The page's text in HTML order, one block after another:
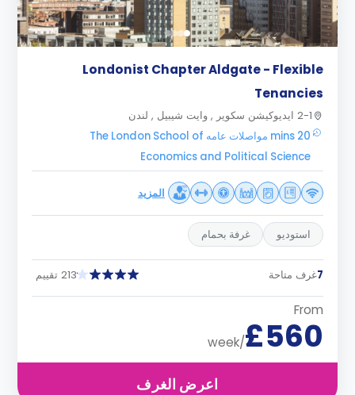
Londonist Chapter Aldgate - Flexible
Tenancies
2-1 ايديوكيشن سكوير , وايت شيبيل , لندن
20 mins مواصلات عامه The London School of
Economics and Political Science
المزيد
استوديو غرفة بحمام
7غرف متاحة 213 تقييم
From
£560
/week
اعرض الغرف